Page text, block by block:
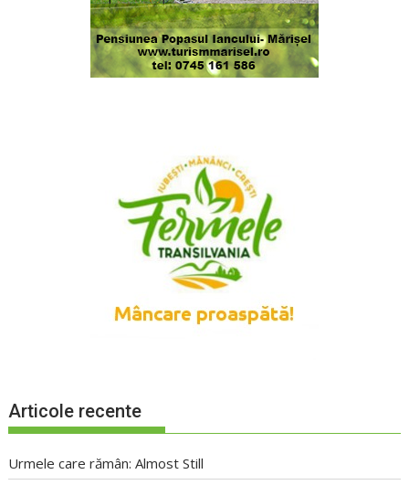
Articole recente
Urmele care rămân: Almost Still